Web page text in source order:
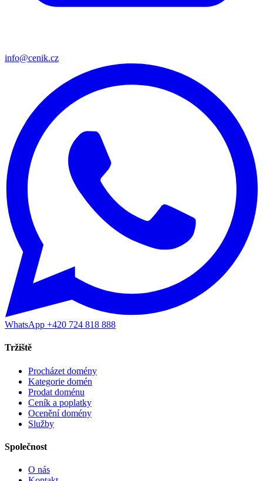
info@cenik.cz
WhatsApp +420 724 818 888
Tržiště
Procházet domény
Kategorie domén
Prodat doménu
Ceník a poplatky
Ocenění domény
Služby
Společnost
O nás